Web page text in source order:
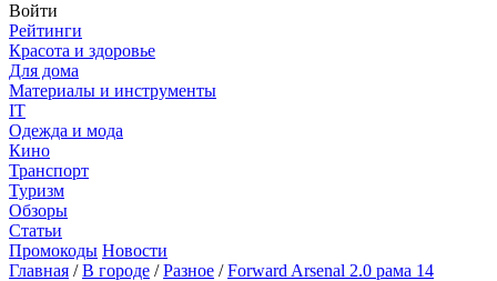
Войти
Рейтинги
Красота и здоровье
Для дома
Материалы и инструменты
IT
Одежда и мода
Кино
Транспорт
Туризм
Обзоры
Статьи
Промокоды Новости
Главная /В городе /Разное /Forward Arsenal 2.0 рама 14